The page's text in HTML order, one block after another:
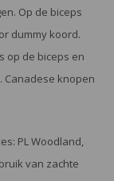
Op de biceps
dummy koord.
op de biceps en
Canadese knopen
PL Woodland,
van zachte